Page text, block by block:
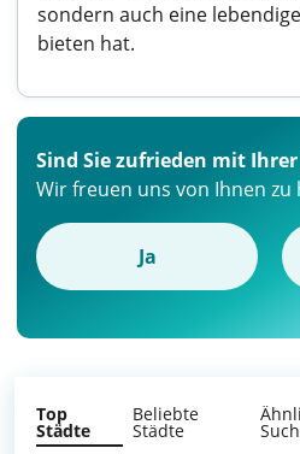
sondern auch eine
bieten hat.
Sind Sie zufrieden mit Ihrer
Wir freuen uns von Ihnen zu
Ja
Top
Städte
Beliebte
Städte